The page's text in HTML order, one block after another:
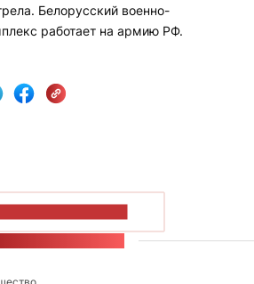
Белорусский военно-
работает на армию РФ.